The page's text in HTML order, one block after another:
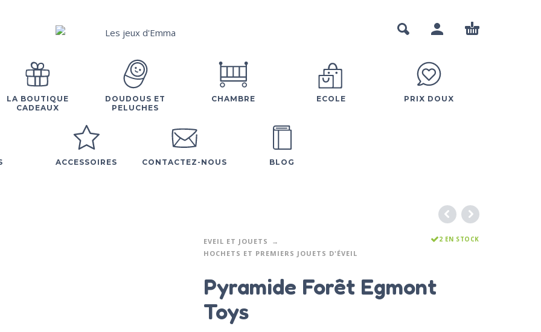
LA BOUTIQUE
CADEAUX
DOUDOUS ET
PELUCHES
CHAMBRE ECOLE PRIX DOUX
ACCESSOIRES CONTACTEZ-NOUS BLOG
EVEIL ET JOUETS
HOCHETS ET PREMIERS JOUETS D'ÉVEIL
2 EN STOCK
Pyramide Forêt Egmont
Toys